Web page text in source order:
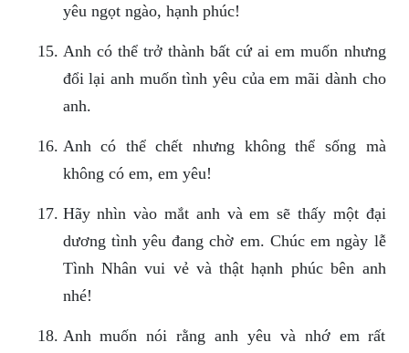
yêu ngọt ngào, hạnh phúc!
Anh có thể trở thành bất cứ ai em muốn nhưng
đổi lại anh muốn tình yêu của em mãi dành cho
anh.
Anh có thể chết nhưng không thể sống mà
không có em, em yêu!
Hãy nhìn vào mắt anh và em sẽ thấy một đại
dương tình yêu đang chờ em. Chúc em ngày lễ
Tình Nhân vui vẻ và thật hạnh phúc bên anh
nhé!
Anh muốn nói rằng anh yêu và nhớ em rất